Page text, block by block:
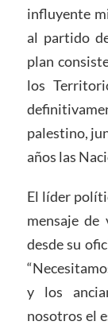
influyente
al partido
plan
los
palestino,
años las
El líder
mensaje
desde su
y los
nosotros el